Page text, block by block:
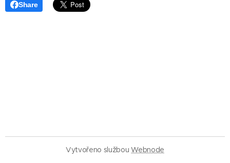
Share
Vytvořeno službouWebnode